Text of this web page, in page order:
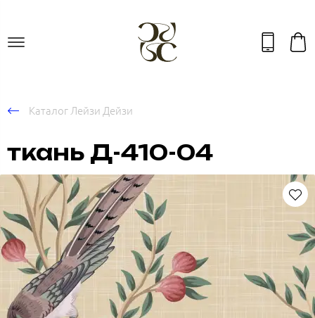
Каталог Лейзи Дейзи
ткань Д-410-04